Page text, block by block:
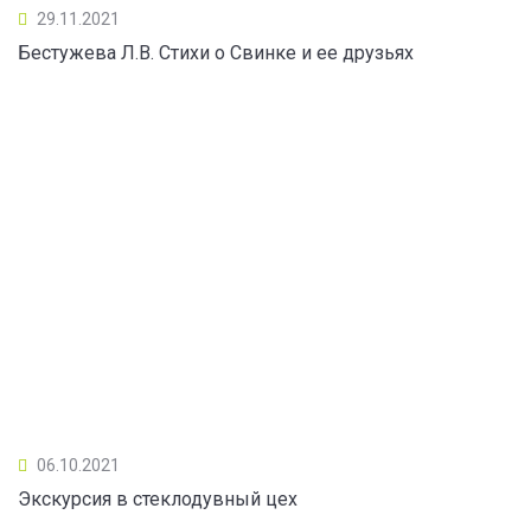
29.11.2021
Бестужева Л.В. Стихи о Свинке и ее друзьях
06.10.2021
Экскурсия в стеклодувный цех